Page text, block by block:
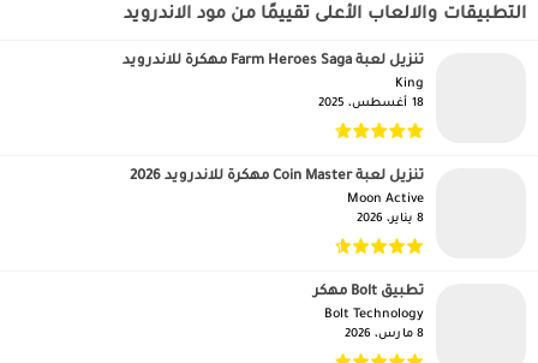
التطبيقات والالعاب الأعلى تقييمًا من مود الاندرويد
تنزيل لعبة Farm Heroes Saga مهكرة للاندرويد
King‏
18 أغسطس، 2025
تنزيل لعبة Coin Master مهكرة للاندرويد 2026
Moon Active‏
8 يناير، 2026
تطبيق Bolt مهكر
Bolt Technology‏
8 مارس، 2026